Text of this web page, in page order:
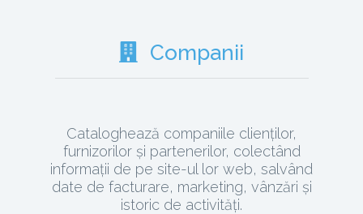
Companii
Cataloghează companiile clienților,
furnizorilor și partenerilor, colectând
informații de pe site-ul lor web, salvând
date de facturare, marketing, vânzări și
istoric de activități.